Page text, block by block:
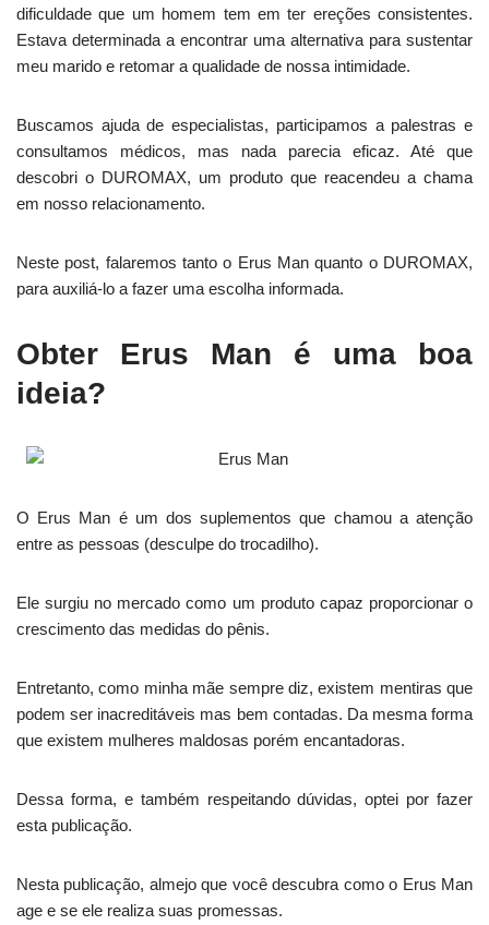
dificuldade que um homem tem em ter ereções consistentes.
Estava determinada a encontrar uma alternativa para sustentar
meu marido e retomar a qualidade de nossa intimidade.
Buscamos ajuda de especialistas, participamos a palestras e
consultamos médicos, mas nada parecia eficaz. Até que
descobri o DUROMAX, um produto que reacendeu a chama
em nosso relacionamento.
Neste post, falaremos tanto o Erus Man quanto o DUROMAX,
para auxiliá-lo a fazer uma escolha informada.
Obter Erus Man é uma boa
ideia?
O Erus Man é um dos suplementos que chamou a atenção
entre as pessoas (desculpe do trocadilho).
Ele surgiu no mercado como um produto capaz proporcionar o
crescimento das medidas do pênis.
Entretanto, como minha mãe sempre diz, existem mentiras que
podem ser inacreditáveis mas bem contadas. Da mesma forma
que existem mulheres maldosas porém encantadoras.
Dessa forma, e também respeitando dúvidas, optei por fazer
esta publicação.
Nesta publicação, almejo que você descubra como o Erus Man
age e se ele realiza suas promessas.